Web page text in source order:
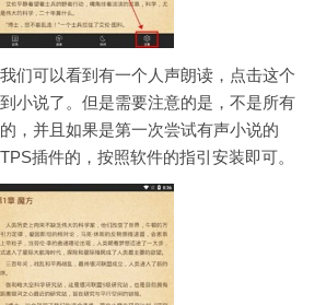
们可以看到有一个人声朗读，点击这个
小说了。但是需要注意的是，不是所有
，并且如果是第一次尝试有声小说的
插件的，按照软件的指引安装即可。